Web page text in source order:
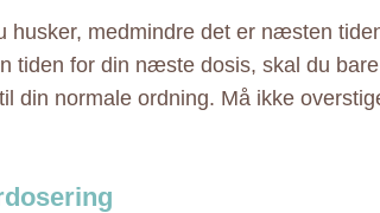
husker, medmindre det er næsten
tiden for din næste dosis, skal du bare
din normale ordning. Må ikke